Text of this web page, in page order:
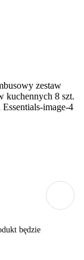
będzie